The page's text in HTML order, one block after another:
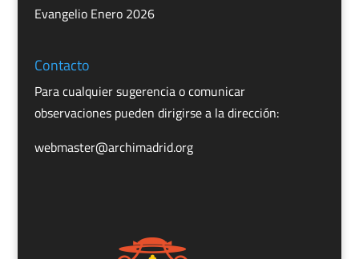
Evangelio Enero 2026
Contacto
Para cualquier sugerencia o comunicar
observaciones pueden dirigirse a la dirección:
webmaster@archimadrid.org